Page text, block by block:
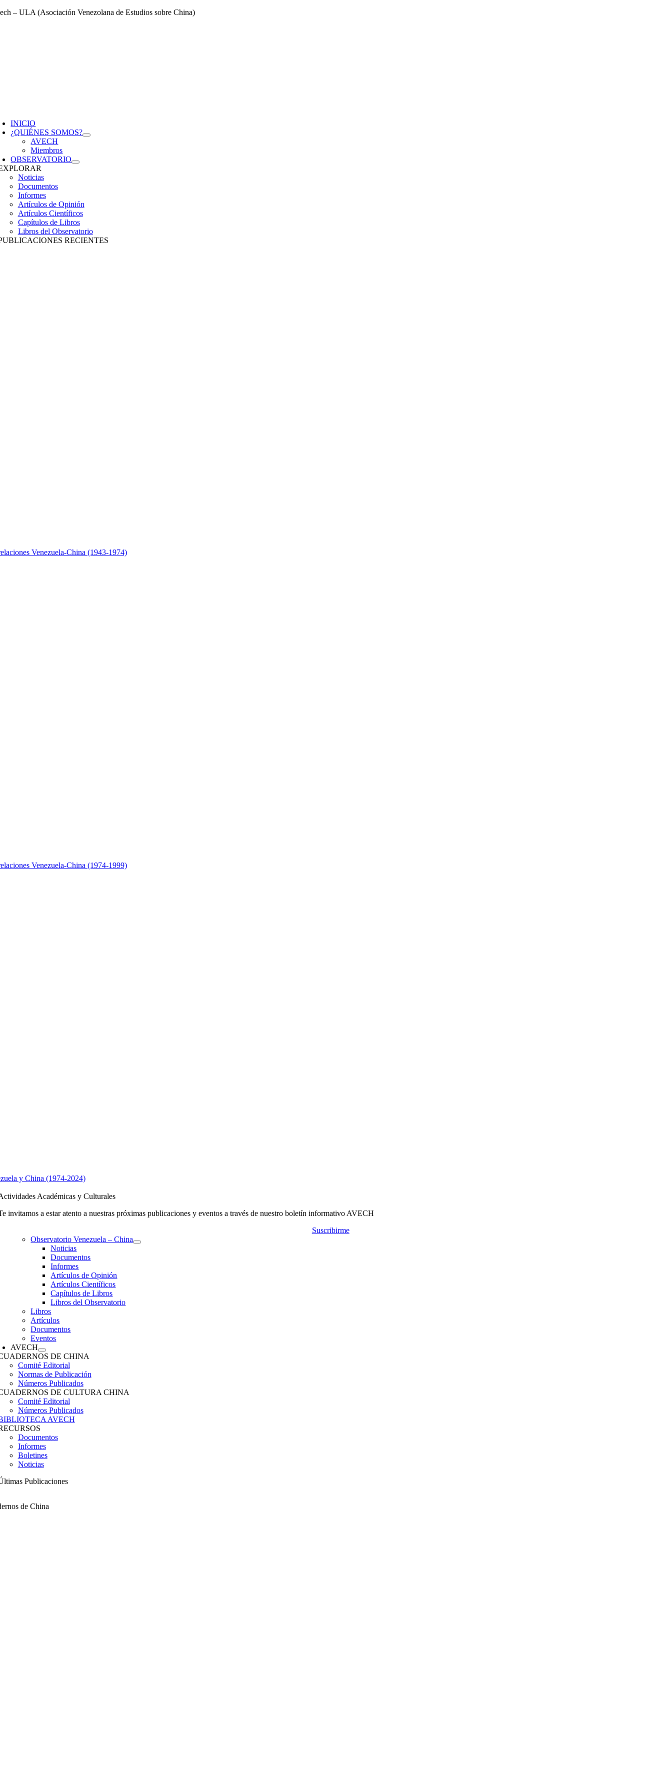
Saltar– ULA (Asociación Venezolana de Estudios sobre China)
INICIO
¿QUIÉNES SOMOS?
AVECH
Miembros
OBSERVATORIO
Noticias
Documentos
Informes
Artículos de Opinión
Artículos Científicos
Capítulos de Libros
Libros del Observatorio
RECIENTES
Venezuela-China (1943-1974)
Venezuela-China (1974-1999)
y China (1974-2024)
Académicas y Culturales
invitamos a estar atento a nuestras próximas publicaciones y eventos a través de nuestro boletín informativo AVECH
Suscribirme
Observatorio Venezuela – China
Noticias
Documentos
Informes
Artículos de Opinión
Artículos Científicos
Capítulos de Libros
Libros del Observatorio
Libros
Artículos
Documentos
Eventos
AVECH
DE CHINA
Comité Editorial
Normas de Publicación
Números Publicados
DE CULTURA CHINA
Comité Editorial
Números Publicados
AVECH
Documentos
Informes
Boletines
Noticias
Publicaciones
de China